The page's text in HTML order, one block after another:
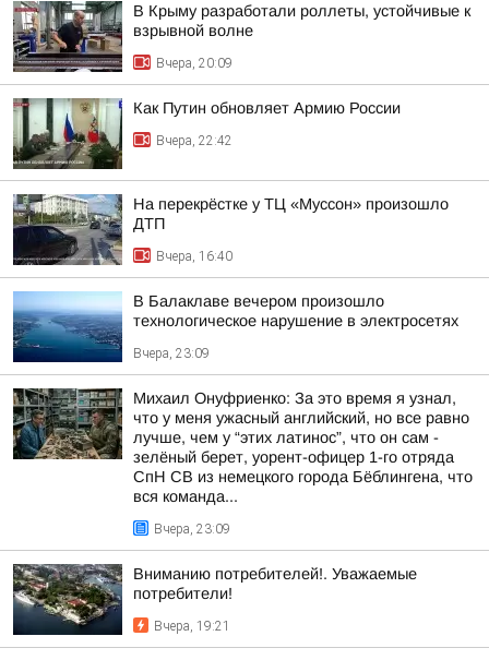
В Крыму разработали роллеты, устойчивые к
взрывной волне
Вчера, 20:09
Как Путин обновляет Армию России
Вчера, 22:42
На перекрёстке у ТЦ «Муссон» произошло
ДТП
Вчера, 16:40
В Балаклаве вечером произошло
технологическое нарушение в электросетях
Вчера, 23:09
Михаил Онуфриенко: За это время я узнал,
что у меня ужасный английский, но все равно
лучше, чем у “этих латинос”, что он сам -
зелёный берет, уорент-офицер 1-го отряда
СпН СВ из немецкого города Бёблингена, что
вся команда...
Вчера, 23:09
Вниманию потребителей!. Уважаемые
потребители!
Вчера, 19:21